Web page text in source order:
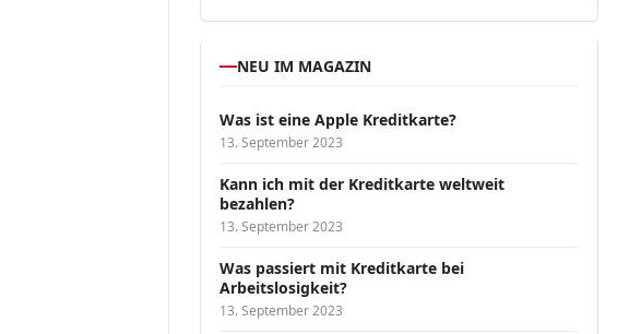
NEU IM MAGAZIN
Was ist eine Apple Kreditkarte?
13. September 2023
Kann ich mit der Kreditkarte weltweit
bezahlen?
13. September 2023
Was passiert mit Kreditkarte bei
Arbeitslosigkeit?
13. September 2023